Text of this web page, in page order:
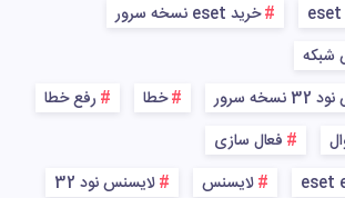
خرید eset نسخه سرور
شبکه
سرور
خطا
رفع خطا
فعال سازی
لایسنس لایسنس نود 32